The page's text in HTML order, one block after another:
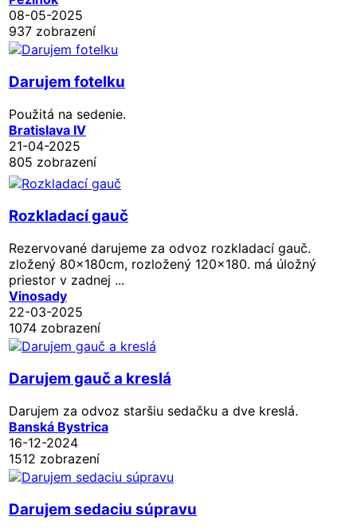
08-05-2025
937 zobrazení
Darujem fotelku
Použitá na sedenie.
Bratislava IV
21-04-2025
805 zobrazení
Rozkladací gauč
Rezervované darujeme za odvoz rozkladací gauč.
zložený 80x180cm, rozložený 120x180. má úložný
priestor v zadnej ...
Vinosady
22-03-2025
1074 zobrazení
Darujem gauč a kreslá
Darujem za odvoz staršiu sedačku a dve kreslá.
Banská Bystrica
16-12-2024
1512 zobrazení
Darujem sedaciu súpravu